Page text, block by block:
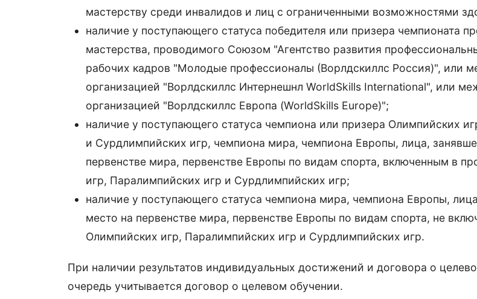
мастерству среди инвалидов и лиц с ограниченными возможностями
наличие у поступающего статуса победителя или призера чемпионата
мастерства, проводимого Союзом "Агентство развития
рабочих кадров "Молодые профессионалы (Ворлдскиллс Россия)", или
организацией "Ворлдскиллс Интернешнл WorldSkills International", или
организацией "Ворлдскиллс Европа (WorldSkills Europe)";
наличие у поступающего статуса чемпиона или призера Олимпийских
и Сурдлимпийских игр, чемпиона мира, чемпиона Европы, лица,
первенстве мира, первенстве Европы по видам спорта, включенным в
игр, Паралимпийских игр и Сурдлимпийских игр;
наличие у поступающего статуса чемпиона мира, чемпиона Европы,
место на первенстве мира, первенстве Европы по видам спорта, не
Олимпийских игр, Паралимпийских игр и Сурдлимпийских игр.
При наличии результатов индивидуальных достижений и договора о
очередь учитывается договор о целевом обучении.